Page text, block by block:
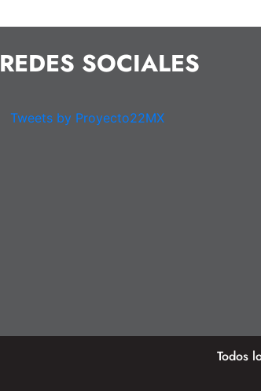
REDES SOCIALES
Tweets by Proyecto22MX
Todos